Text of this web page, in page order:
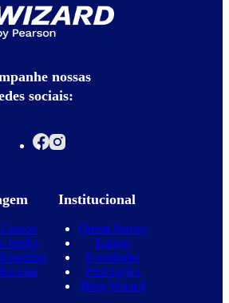
nossas
sociais:
Inglês
Institucional
Quem Somos
Equipe
Novidades
Promoções
Blog Wizard